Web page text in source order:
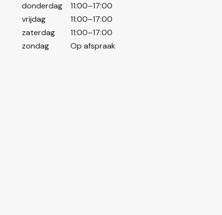
donderdag
11:00–17:00
vrijdag
11:00–17:00
zaterdag
11:00–17:00
zondag
Op afspraak